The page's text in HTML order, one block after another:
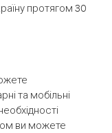
протягом 30
та мобільні
ви можете